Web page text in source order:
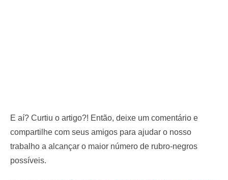
E aí? Curtiu o artigo?! Então, deixe um comentário e
compartilhe com seus amigos para ajudar o nosso
trabalho a alcançar o maior número de rubro-negros
possíveis.